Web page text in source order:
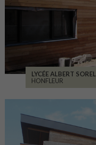
LYCÉE ALBERT SOREL
HONFLEUR